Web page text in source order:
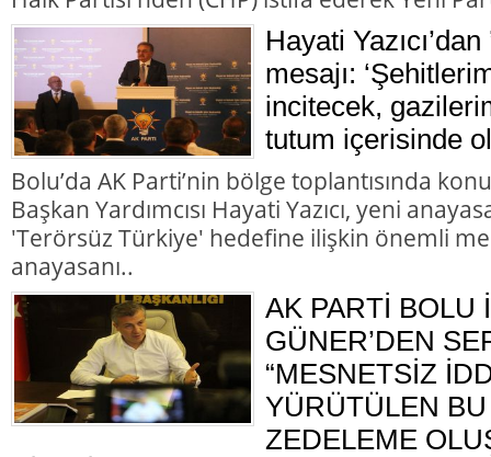
Hayati
mesajı:
incitecek,
tutum içerisinde
Bolu’da AK Parti’nin bölge toplantısında
Başkan Yardımcısı Hayati Yazıcı, yeni
'Terörsüz Türkiye' hedefine ilişkin önemli
anayasanı..
AK PARTİ BOLU
GÜNER’DEN
“MESNETSİZ
YÜRÜTÜLEN
ZEDELEME